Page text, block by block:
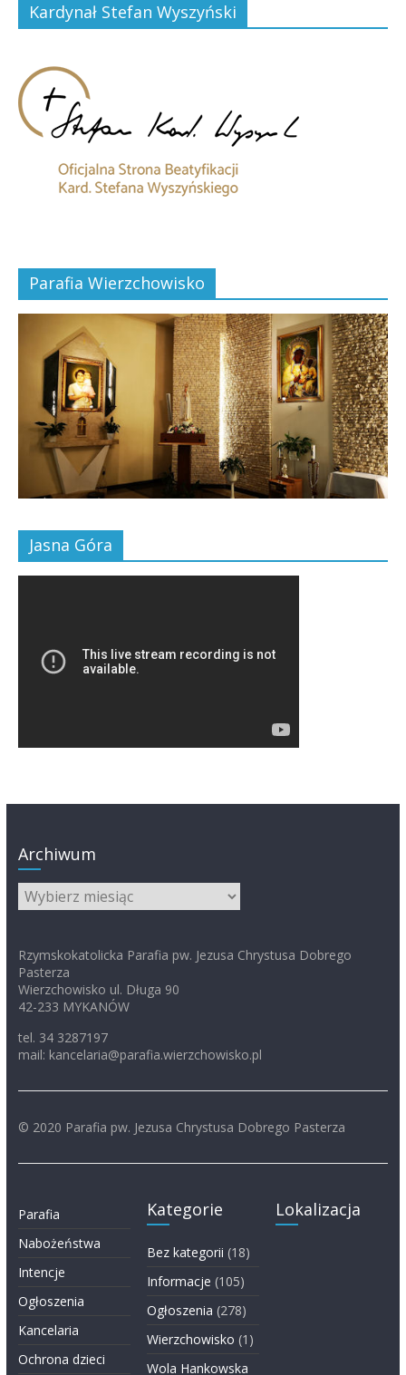
Kardynał Stefan Wyszyński
Parafia Wierzchowisko
Jasna Góra
Archiwum
Archiwum
Rzymskokatolicka Parafia pw. Jezusa Chrystusa Dobrego
Pasterza
Wierzchowisko ul. Długa 90
42-233 MYKANÓW
tel. 34 3287197
mail: kancelaria@parafia.wierzchowisko.pl
© 2020 Parafia pw. Jezusa Chrystusa Dobrego Pasterza
Parafia
Nabożeństwa
Intencje
Ogłoszenia
Kancelaria
Ochrona dzieci
Kategorie
Bez kategorii (18)
Informacje (105)
Ogłoszenia (278)
Wierzchowisko (1)
Wola Hankowska
Lokalizacja